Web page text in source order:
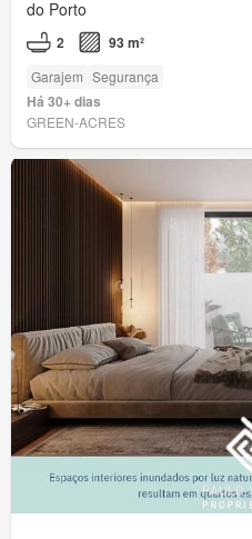
do Porto
2 93 m²
Garajem Segurança
Há 30+ dias
GREEN-ACRES